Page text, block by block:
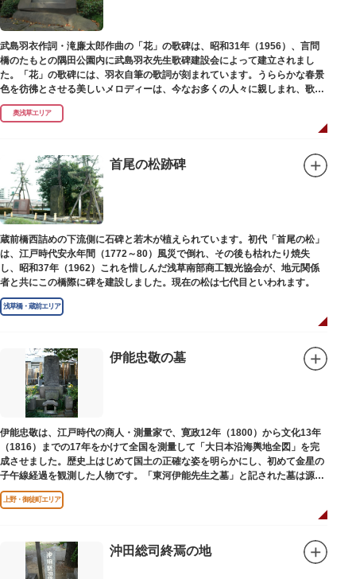
武島羽衣作詞・滝廉太郎作曲の「花」の歌碑は、昭和31年（1956）、言問
橋のたもとの隅田公園内に武島羽衣先生歌碑建設会によって建立されまし
た。「花」の歌碑には、羽衣自筆の歌詞が刻まれています。うららかな春景
色を彷彿とさせる美しいメロディーは、今なお多くの人々に親しまれ、歌い
つがれています。
奥浅草エリア
首尾の松跡碑
蔵前橋西詰めの下流側に石碑と若木が植えられています。初代「首尾の松」
は、江戸時代安永年間（1772～80）風災で倒れ、その後も枯れたり焼失
し、昭和37年（1962）これを惜しんだ浅草南部商工観光協会が、地元関係
者と共にこの橋際に碑を建設しました。現在の松は七代目といわれます。
浅草橋・蔵前エリア
伊能忠敬の墓
伊能忠敬は、江戸時代の商人・測量家で、寛政12年（1800）から文化13年
（1816）までの17年をかけて全国を測量して「大日本沿海輿地全図」を完
成させました。歴史上はじめて国土の正確な姿を明らかにし、初めて金星の
子午線経過を観測した人物です。「東河伊能先生之墓」と記された墓は源空
寺（げんくうじ）にあります。
上野・御徒町エリア
沖田総司終焉の地